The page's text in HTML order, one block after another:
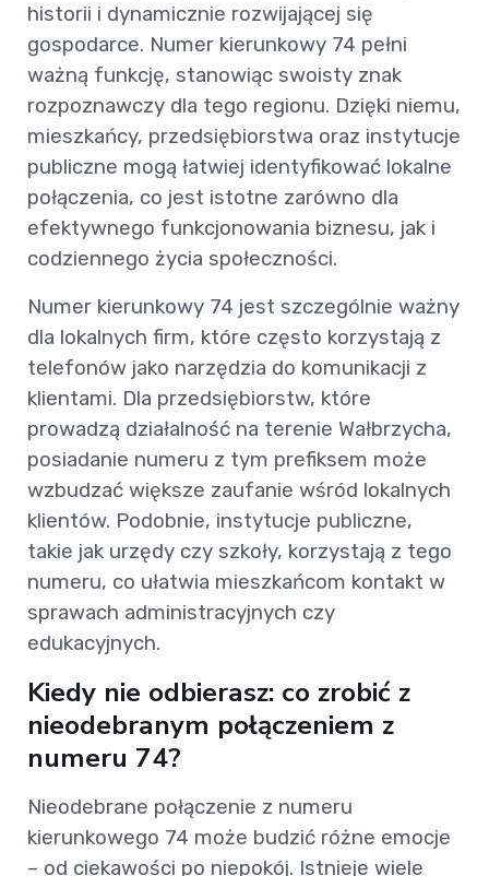
historii i dynamicznie rozwijającej się
gospodarce. Numer kierunkowy 74 pełni
ważną funkcję, stanowiąc swoisty znak
rozpoznawczy dla tego regionu. Dzięki niemu,
mieszkańcy, przedsiębiorstwa oraz instytucje
publiczne mogą łatwiej identyfikować lokalne
połączenia, co jest istotne zarówno dla
efektywnego funkcjonowania biznesu, jak i
codziennego życia społeczności.
Numer kierunkowy 74 jest szczególnie ważny
dla lokalnych firm, które często korzystają z
telefonów jako narzędzia do komunikacji z
klientami. Dla przedsiębiorstw, które
prowadzą działalność na terenie Wałbrzycha,
posiadanie numeru z tym prefiksem może
wzbudzać większe zaufanie wśród lokalnych
klientów. Podobnie, instytucje publiczne,
takie jak urzędy czy szkoły, korzystają z tego
numeru, co ułatwia mieszkańcom kontakt w
sprawach administracyjnych czy
edukacyjnych.
Kiedy nie odbierasz: co zrobić z
nieodebranym połączeniem z
numeru 74?
Nieodebrane połączenie z numeru
kierunkowego 74 może budzić różne emocje
– od ciekawości po niepokój. Istnieje wiele